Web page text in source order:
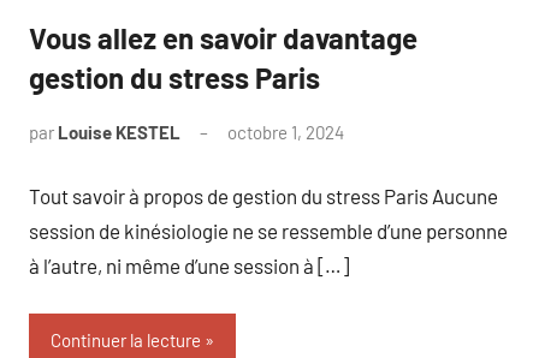
Vous allez en savoir davantage
gestion du stress Paris
par Louise KESTEL octobre 1, 2024
Tout savoir à propos de gestion du stress Paris Aucune
session de kinésiologie ne se ressemble d’une personne
à l’autre, ni même d’une session à […]
Continuer la lecture